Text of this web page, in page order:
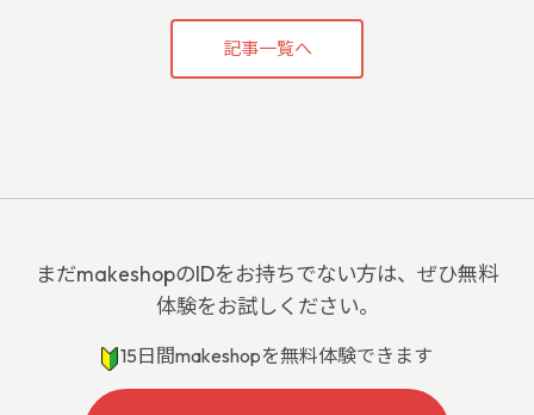
記事一覧へ
まだmakeshopのIDをお持ちでない方は、ぜひ無料
体験をお試しください。
15日間makeshopを無料体験できます